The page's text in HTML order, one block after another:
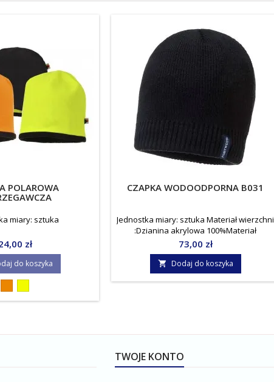
POLAROWA
miary: sztuka
zł
do koszyka
CZAPKA WODOODPORNA B031
Jednostka miary: sztuka Materiał wierzchni
:Dzianina akrylowa 100%Materiał
podszewki :InsulatexPro: 100% Poliester
40g
Cena
73,00 zł
 Dodaj do koszyka
TWOJE KONTO